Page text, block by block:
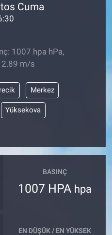
Cuma
1007 hpa hPa,
2.89 m/s
Merkez
Yüksekova
BASINÇ
1007 HPA hpa
EN DÜŞÜK / EN YÜKSEK